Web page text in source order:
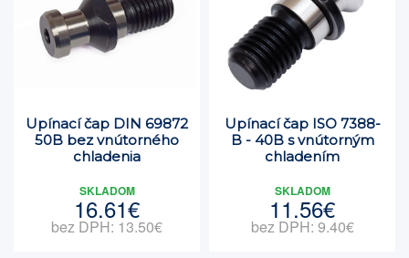
Upínací čap DIN 69872
50B bez vnútorného
chladenia
SKLADOM
16.61€
bez DPH: 13.50€
Upínací čap ISO 7388-
B - 40B s vnútorným
chladením
SKLADOM
11.56€
bez DPH: 9.40€